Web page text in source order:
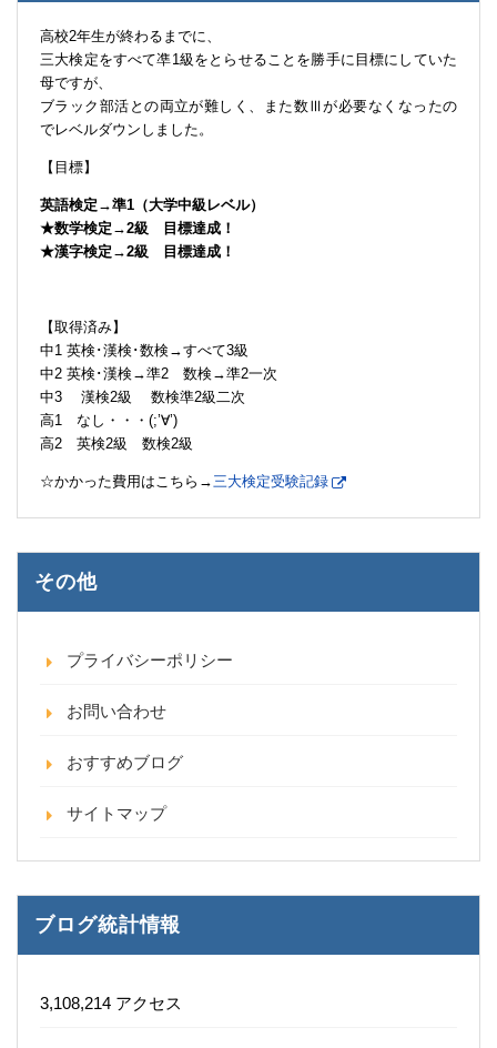
高校2年生が終わるまでに、
三大検定をすべて凖1級をとらせることを勝手に目標にしていた
母ですが、
ブラック部活との両立が難しく、また数Ⅲが必要なくなったの
でレベルダウンしました。
【目標】
英語検定→準1（大学中級レベル）
★数学検定→2級 目標達成！
★漢字検定→2級 目標達成！
【取得済み】
中1 英検･漢検･数検→すべて3級
中2 英検･漢検→準2 数検→準2一次
中3 漢検2級 数検準2級二次
高1 なし・・・(;’∀’)
高2 英検2級 数検2級
☆かかった費用はこちら→三大検定受験記録
その他
プライバシーポリシー
お問い合わせ
おすすめブログ
サイトマップ
ブログ統計情報
3,108,214 アクセス